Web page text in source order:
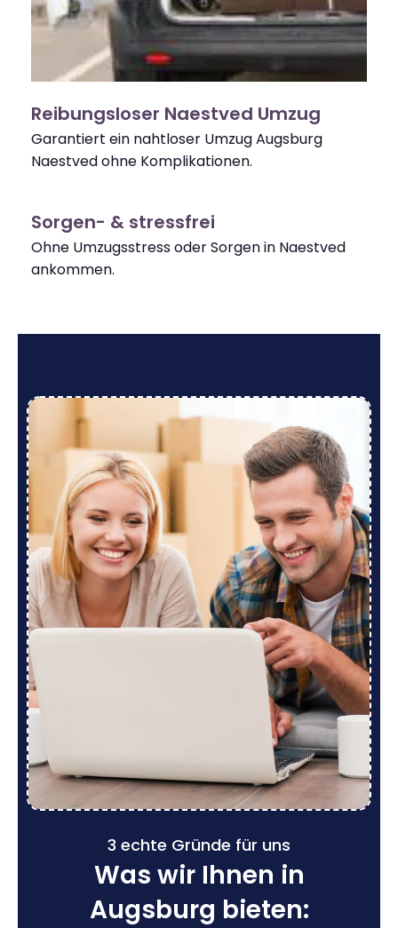
Reibungsloser Naestved Umzug
Garantiert ein nahtloser Umzug Augsburg
Naestved ohne Komplikationen.
Sorgen- & stressfrei
Ohne Umzugsstress oder Sorgen in Naestved
ankommen.
3 echte Gründe für uns
Was wir Ihnen in
Augsburg bieten: